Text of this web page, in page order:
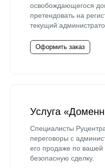
освобождающегося
претендовать на
текущий
Оформить заказ
Услуга
Специалисты
переговоры с
его продаже по вашей
безопасную сделку.